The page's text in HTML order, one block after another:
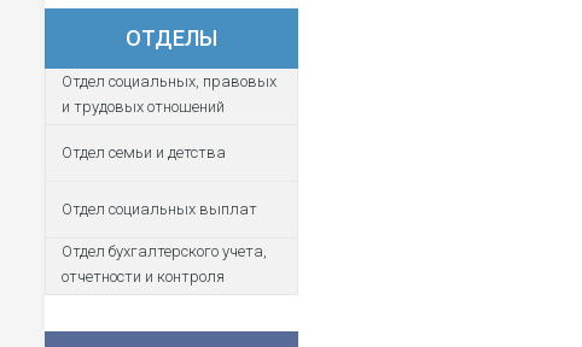
ОТДЕЛЫ
Отдел социальных, правовых
и трудовых отношений
Отдел семьи и детства
Отдел социальных выплат
Отдел бухгалтерского учета,
отчетности и контроля